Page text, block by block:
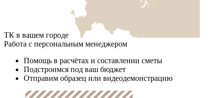
ТК в вашем городе
Работа с персональным менеджером
Помощь в расчётах и составлении сметы
Подстроимся под ваш бюджет
Отправим образец или видеодемонстрацию